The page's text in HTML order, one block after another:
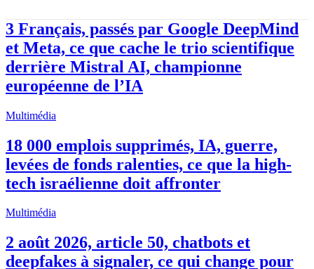
3 Français, passés par Google DeepMind
et Meta, ce que cache le trio scientifique
derrière Mistral AI, championne
européenne de l’IA
Multimédia
18 000 emplois supprimés, IA, guerre,
levées de fonds ralenties, ce que la high-
tech israélienne doit affronter
Multimédia
2 août 2026, article 50, chatbots et
deepfakes à signaler, ce qui change pour